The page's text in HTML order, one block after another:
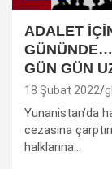
ADALET
GÜNÜNDE…
GÜN GÜN
18 Şubat 2022
Yunanistan’da
cezasına
halklarına…